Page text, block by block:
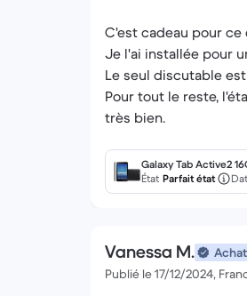
C'est cadeau pour ce
Je l'ai installée pour
Le seul discutable
Pour tout le reste,
très bien.
Galaxy Tab Active2
État Parfait état
Vanessa M.
Publié le 17/12/2024,